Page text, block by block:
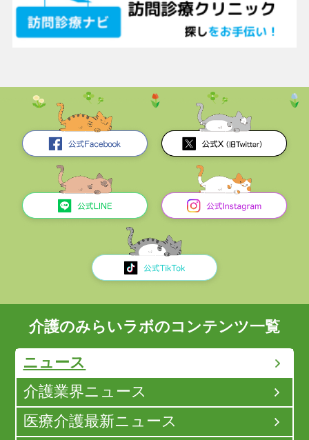
介護のみらいラボのコンテンツ一覧
ニュース
介護業界ニュース
医療介護最新ニュース